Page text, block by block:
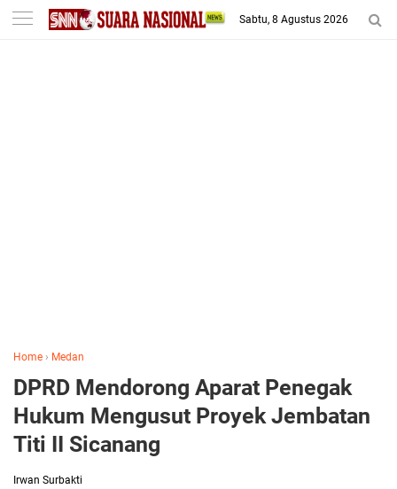
-->
Sabtu, 8 Agustus 2026
Home › Medan
DPRD Mendorong Aparat Penegak
Hukum Mengusut Proyek Jembatan
Titi II Sicanang
Irwan Surbakti